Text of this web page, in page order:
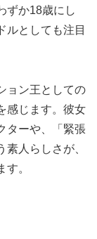
ずか18歳にし
ルとしても注目
ョン王としての
感じます。彼女
ターや、「緊張
人らしさが、
。